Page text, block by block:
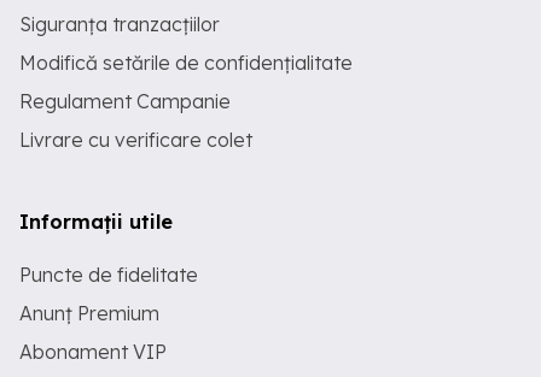
Siguranța tranzacțiilor
Modifică setările de confidențialitate
Regulament Campanie
Livrare cu verificare colet
Informații utile
Puncte de fidelitate
Anunț Premium
Abonament VIP